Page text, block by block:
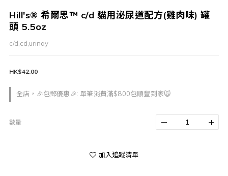
Hill's® 希爾思™ c/d 貓用泌尿道配方(雞肉味) 罐
頭 5.5oz
c/d,cd,urinay
全店，🎉包郵優惠🎉: 單筆消費滿$800包順豐到家🙀
HK$42.00
數量
加入追蹤清單